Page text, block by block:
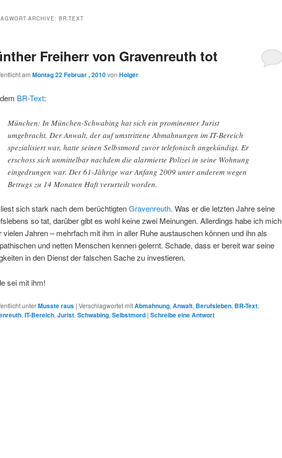
ARCHIVE: BR-TEXT
Freiherr von Gravenreuth tot
am Montag 22 Februar , 2010von Holger
BR-Text:
München: In München-Schwabing hat sich ein prominenter Jurist
umgebracht. Der Anwalt, der auf umstrittene Abmahnungen im IT-Bereich
spezialisiert war, hatte seinen Selbstmord zuvor telefonisch angekündigt. Er
erschoss sich unmittelbar nachdem die alarmierte Polizei in seine Wohnung
eingedrungen war. Der 61-Jährige war Anfang 2009 unter anderem wegen
Betrugs zu 14 Monaten Haft verurteilt worden.
sich stark nach dem berüchtigtenGravenreuth. Was er die letzten Jahre seine
so tat, darüber gibt es wohl keine zwei Meinungen. Allerdings habe ich mich
vielen Jahren – mehrfach mit ihm in aller Ruhe austauschen können und ihn als
und netten Menschen kennen gelernt. Schade, dass er bereit war seine
in den Dienst der falschen Sache zu investieren.
sei mit ihm!
unterMusste raus | Verschlagwortet mitAbmahnung, Anwalt, Berufsleben, BR-Text,
, IT-Bereich, Jurist, Schwabing, Selbstmord | Schreibe eine Antwort